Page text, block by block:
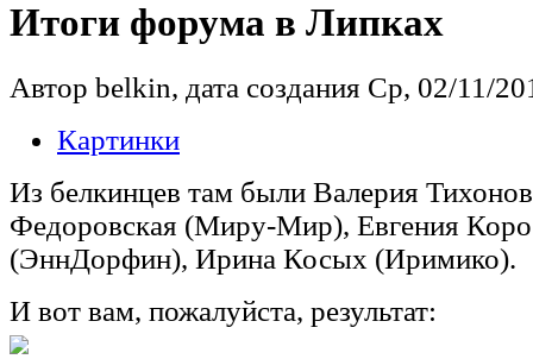
Итоги форума в Липках
Автор belkin, дата создания Ср, 02/11/
Картинки
Из белкинцев там были Валерия
Федоровская (Миру-Мир), Евгения
(ЭннДорфин), Ирина Косых (Иримико).
И вот вам, пожалуйста, результат: